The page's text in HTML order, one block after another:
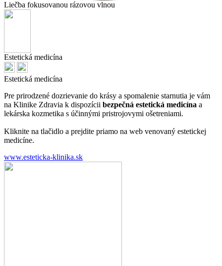
Liečba fokusovanou rázovou vlnou
Estetická medicína
Estetická medicína
Pre prirodzené dozrievanie do krásy a spomalenie starnutia je vám
na Klinike Zdravia k dispozícii bezpečná estetická medicína a
lekárska kozmetika s účinnými pristrojovymi ošetreniami.
Kliknite na tlačidlo a prejdite priamo na web venovaný estetickej
medicíne.
www.esteticka-klinika.sk